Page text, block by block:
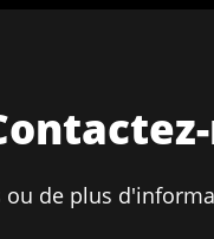
de plus